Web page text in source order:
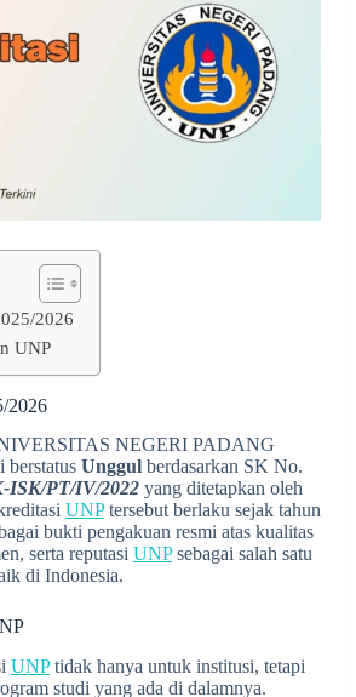
2026
UNP
2026
NEGERI PADANG
berstatus Unggul berdasarkan SK No.
ISK/PT/IV/2022 yang ditetapkan oleh
UNPtersebut berlaku sejak tahun
bukti pengakuan resmi atas kualitas
serta reputasi UNPsebagai salah satu
di Indonesia.
UNPtidak hanya untuk institusi, tetapi
studi yang ada di dalamnya.